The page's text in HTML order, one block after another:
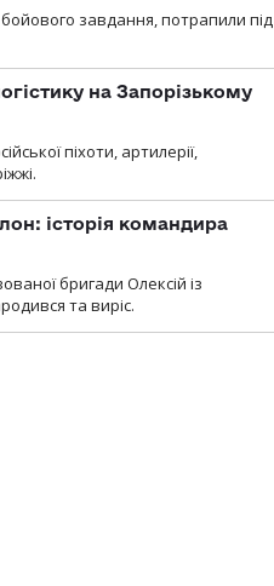
бойового завдання, потрапили під
на Запорізькому
піхоти, артилерії,
історія командира
бригади Олексій із
та виріс.